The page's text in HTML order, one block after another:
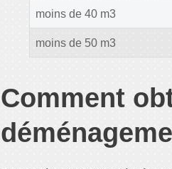
moins de 40 m3
moins de 50 m3
Comment